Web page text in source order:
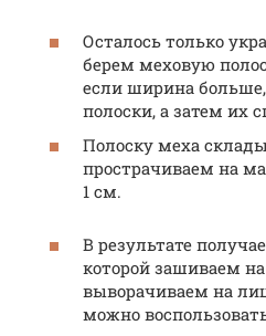
Осталось только
берем меховую
если ширина
полоски, а затем их
Полоску меха
прострачиваем на
1 см.
В результате
которой зашиваем
выворачиваем на
можно